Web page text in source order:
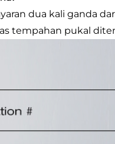
dua kali ganda
tempahan pukal